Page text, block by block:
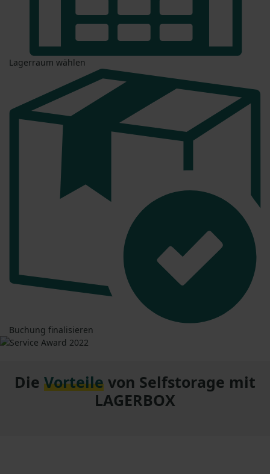
Lagerraum wählen
Buchung finalisieren
Die Vorteile von Selfstorage mit
LAGERBOX